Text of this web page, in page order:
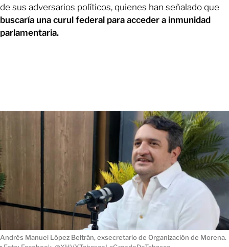
de sus adversarios políticos, quienes han señalado que
buscaría una curul federal para acceder a inmunidad
parlamentaria.
Andrés Manuel López Beltrán, exsecretario de Organización de Morena.